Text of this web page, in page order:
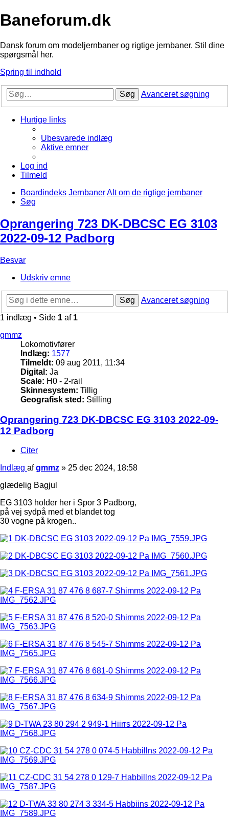
Baneforum.dk
Dansk forum om modeljernbaner og rigtige jernbaner. Stil dine
spørgsmål her.
Spring til indhold
Søg Avanceret søgning
Hurtige links
Ubesvarede indlæg
Aktive emner
Log ind
Tilmeld
Boardindeks JernbanerAlt om de rigtige jernbaner
Søg
Oprangering 723 DK-DBCSC EG 3103
2022-09-12 Padborg
Besvar
Udskriv emne
Søg
Avanceret søgning
1 indlæg • Side 1 af 1
gmmz
Lokomotivfører
Indlæg: 1577
Tilmeldt: 09 aug 2011, 11:34
Digital: Ja
Scale: H0 - 2-rail
Skinnesystem: Tillig
Geografisk sted: Stilling
Oprangering 723 DK-DBCSC EG 3103 2022-09-
12 Padborg
Citer
Indlæg afgmmz » 25 dec 2024, 18:58
glædelig Bagjul
EG 3103 holder her i Spor 3 Padborg,
på vej sydpå med et blandet tog
30 vogne på krogen..